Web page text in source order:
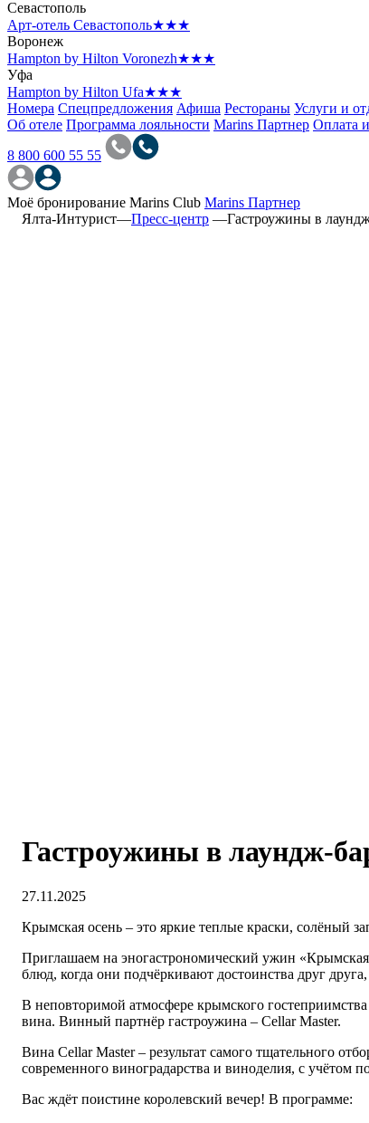
Севастополь
Арт-отель Севастополь★★★
Воронеж
Hampton by Hilton Voronezh★★★
Уфа
Hampton by Hilton Ufa★★★
Номера Спецпредложения Афиша Рестораны Услуги и
Об отеле Программа лояльности Marins Партнер Оплата
8 800 600 55 55
Моё бронирование Marins Club Marins Партнер
Ялта-Интурист—Пресс-центр —Гастроужины в
Гастроужины в лаундж-
27.11.2025
Крымская осень – это яркие теплые краски, солёный
Приглашаем на эногастрономический ужин «Крымская
блюд, когда они подчёркивают достоинства друг
В неповторимой атмосфере крымского
вина. Винный партнёр гастроужина – Cellar Master.
Вина Cellar Master – результат самого тщательного
современного виноградарства и виноделия, с учётом
Вас ждёт поистине королевский вечер! В программе: